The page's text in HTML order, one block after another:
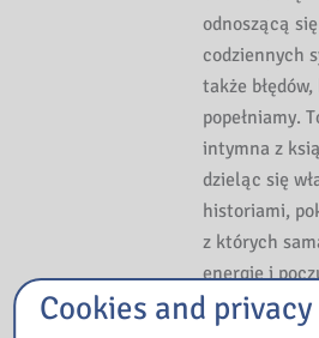
odnoszącą
codziennych
także
popełniamy.
intymna z
dzieląc się
historiami,
z których
energię i
(źródło
Cookies and